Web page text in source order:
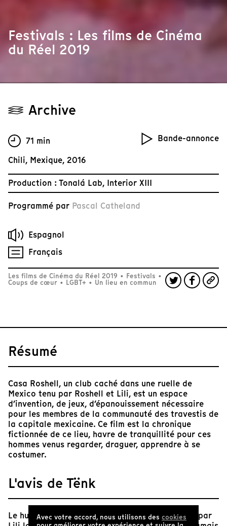
Festivals : Les films de Cinéma
du Réel 2019
Archive
Bande-annonce
71 min
Chili, Mexique, 2016
Production : Tonalá Lab, Interior XIII
Programmé par Pascal Catheland
Espagnol
Français
Les films de Cinéma du Réel 2019 • Festivals •
Coups de cœur • LGBT+ • Un lieu en commun
Résumé
Casa Roshell, un club caché dans une ruelle de
Mexico tenu par Roshell et Lili, est un espace
d’invention, de jeux, d’épanouissement nécessaire
pour les membres de la communauté des travestis de
la capitale mexicaine. Ce film est la chronique
fictionnée de ce lieu, havre de tranquillité pour ces
hommes venus regarder, draguer, apprendre à se
costumer.
L'avis de Tënk
Le huitième commandement du cabaret, énoncé par
Avec votre accord, nous utilisons des cookies